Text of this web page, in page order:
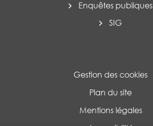
Enquêtes publiques
SIG
Gestion des cookies
Plan du site
Mentions légales